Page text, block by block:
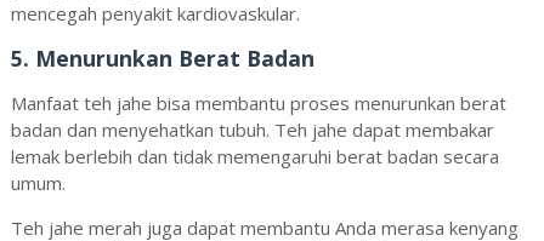
mencegah penyakit kardiovaskular.
5. Menurunkan Berat Badan
Manfaat teh jahe bisa membantu proses menurunkan berat
badan dan menyehatkan tubuh. Teh jahe dapat membakar
lemak berlebih dan tidak memengaruhi berat badan secara
umum.
Teh jahe merah juga dapat membantu Anda merasa kenyang